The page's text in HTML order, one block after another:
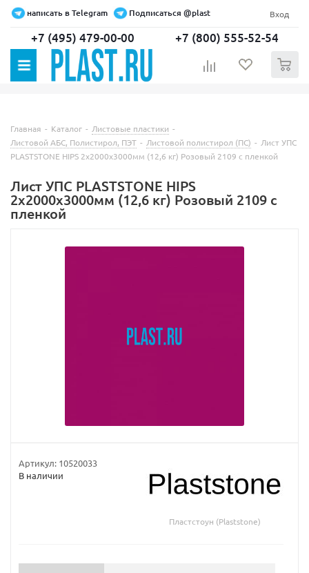
написать в Telegram Подписаться @plast Вход
+7 (495) 479-00-00 +7 (800) 555-52-54
Главная - Каталог - Листовые пластики -
Листовой АБС, Полистирол, ПЭТ - Листовой полистирол (ПС) - Лист УПС
PLASTSTONE HIPS 2х2000х3000мм (12,6 кг) Розовый 2109 с пленкой
Лист УПС PLASTSTONE HIPS
2х2000х3000мм (12,6 кг) Розовый 2109 с
пленкой
Артикул: 10520033
В наличии
Пластстоун (Plaststone)